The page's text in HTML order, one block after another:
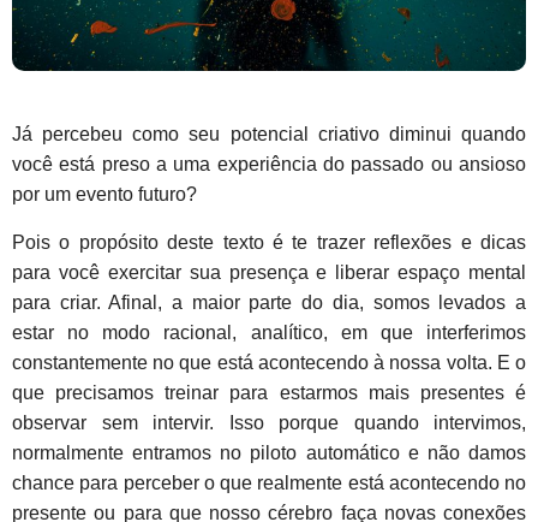
Já percebeu como seu potencial criativo diminui quando
você está preso a uma experiência do passado ou ansioso
por um evento futuro?
Pois o propósito deste texto é te trazer reflexões e dicas
para você exercitar sua presença e liberar espaço mental
para criar. Afinal, a maior parte do dia, somos levados a
estar no modo racional, analítico, em que interferimos
constantemente no que está acontecendo à nossa volta. E o
que precisamos treinar para estarmos mais presentes é
observar sem intervir. Isso porque quando intervimos,
normalmente entramos no piloto automático e não damos
chance para perceber o que realmente está acontecendo no
presente ou para que nosso cérebro faça novas conexões